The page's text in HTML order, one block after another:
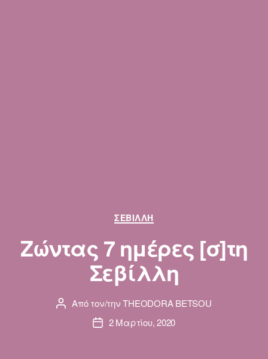
Κατηγορίες
ΣΕΒΊΛΛΗ
Ζώντας 7 ημέρες [σ]τη
Σεβίλλη
Συντάκτης
άρθρου
Από τον/τηνTHEODORA BETSOU
Ημ.2 Μαρτίου, 2020